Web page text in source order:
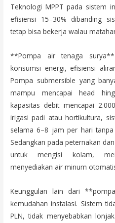
Teknologi MPPT pada sistem
efisiensi 15–30% dibanding
tetap bisa bekerja walau
**Pompa air tenaga
konsumsi energi, efisiensi
Pompa submersible yang
mampu mencapai head
kapasitas debit mencapai
irigasi padi atau hortikultura,
selama 6–8 jam per hari
Sedangkan pada peternakan
untuk mengisi kolam,
menyediakan air minum
Keunggulan lain dari
kemudahan instalasi. Sistem
PLN, tidak menyebabkan